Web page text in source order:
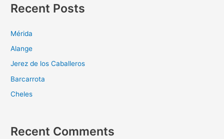
Recent Posts
Mérida
Alange
Jerez de los Caballeros
Barcarrota
Cheles
Recent Comments